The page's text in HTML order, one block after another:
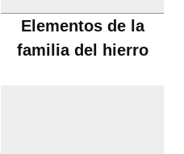
Elementos de la
familia del hierro